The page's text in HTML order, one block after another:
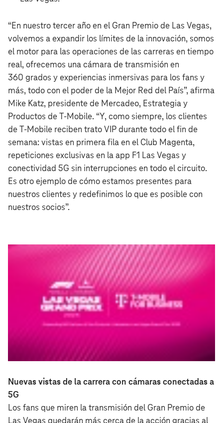
“En nuestro tercer año en el Gran Premio de Las Vegas,
volvemos a expandir los límites de la innovación, somos
el motor para las operaciones de las carreras en tiempo
real, ofrecemos una cámara de transmisión en
360 grados y experiencias inmersivas para los fans y
más, todo con el poder de la Mejor Red del País”, afirma
Mike Katz, presidente de Mercadeo, Estrategia y
Productos de T‑Mobile. “Y, como siempre, los clientes
de T‑Mobile reciben trato VIP durante todo el fin de
semana: vistas en primera fila en el Club Magenta,
repeticiones exclusivas en la app F1 Las Vegas y
conectividad 5G sin interrupciones en todo el circuito.
Es otro ejemplo de cómo estamos presentes para
nuestros clientes y redefinimos lo que es posible con
nuestros socios”.
Nuevas vistas de la carrera con cámaras conectadas a
5G
Los fans que miren la transmisión del Gran Premio de